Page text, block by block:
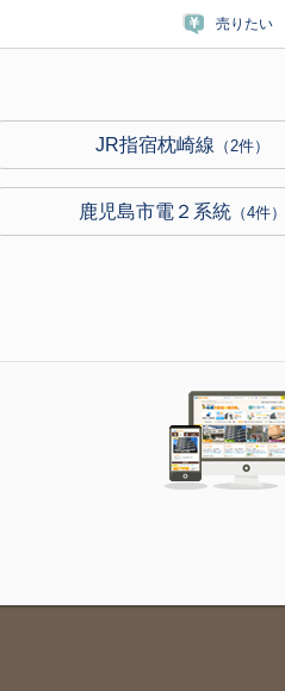
売りたい
JR指宿枕崎線 （2件）
鹿児島市電２系統 （4件）